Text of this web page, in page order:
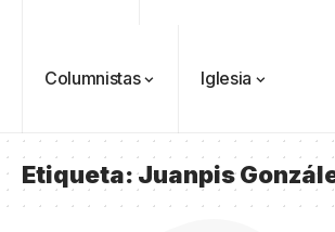
Columnistas Iglesia
Etiqueta:Juanpis